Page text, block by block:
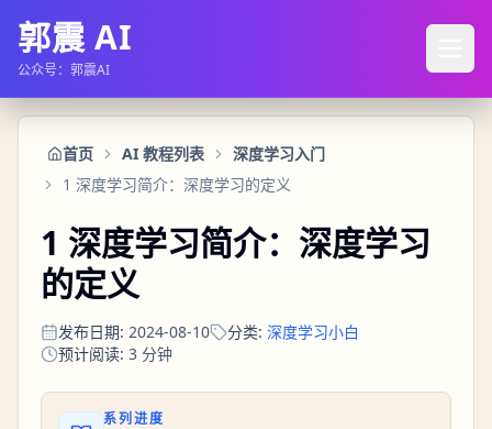
郭震 AI
公众号：郭震AI
首页 AI 教程列表
深度学习入门
1 深度学习简介：深度学习的定义
1 深度学习简介：深度学习
的定义
发布日期: 2024-08-10 分类: 深度学习小白
预计阅读: 3 分钟
系列进度